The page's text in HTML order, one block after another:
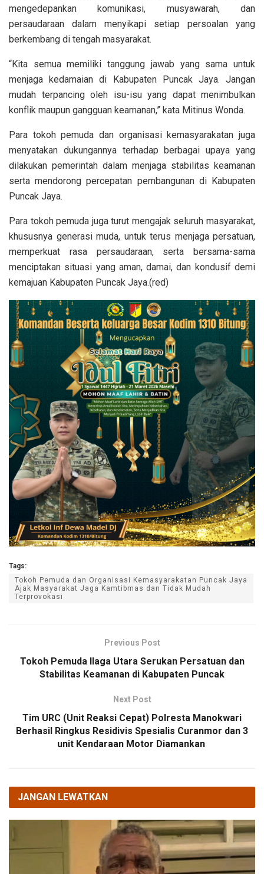
mengedepankan komunikasi, musyawarah, dan
persaudaraan dalam menyikapi setiap persoalan yang
berkembang di tengah masyarakat.
“Kita semua memiliki tanggung jawab yang sama untuk
menjaga kedamaian di Kabupaten Puncak Jaya. Jangan
mudah terpancing oleh isu-isu yang dapat menimbulkan
konflik maupun gangguan keamanan,” kata Mitinus Wonda.
Para tokoh pemuda dan organisasi kemasyarakatan juga
menyatakan dukungannya terhadap berbagai upaya yang
dilakukan pemerintah dalam menjaga stabilitas keamanan
serta mendorong percepatan pembangunan di Kabupaten
Puncak Jaya.
Para tokoh pemuda juga turut mengajak seluruh masyarakat,
khususnya generasi muda, untuk terus menjaga persatuan,
memperkuat rasa persaudaraan, serta bersama-sama
menciptakan situasi yang aman, damai, dan kondusif demi
kemajuan Kabupaten Puncak Jaya.(red)
Tags:
Tokoh Pemuda dan Organisasi Kemasyarakatan Puncak Jaya
Ajak Masyarakat Jaga Kamtibmas dan Tidak Mudah
Terprovokasi
Previous Post
Tokoh Pemuda Ilaga Utara Serukan Persatuan dan
Stabilitas Keamanan di Kabupaten Puncak
Next Post
Tim URC (Unit Reaksi Cepat) Polresta Manokwari
Berhasil Ringkus Residivis Spesialis Curanmor dan 3
unit Kendaraan Motor Diamankan
JANGAN LEWATKAN